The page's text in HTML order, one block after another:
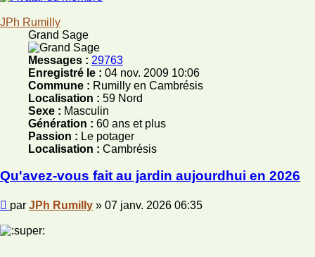
JPh Rumilly
Grand Sage
Messages : 29763
Enregistré le : 04 nov. 2009 10:06
Commune : Rumilly en Cambrésis
Localisation : 59 Nord
Sexe : Masculin
Génération : 60 ans et plus
Passion : Le potager
Localisation : Cambrésis
Qu'avez-vous fait au jardin aujourdhui en 2026
Message
par JPh Rumilly » 07 janv. 2026 06:35